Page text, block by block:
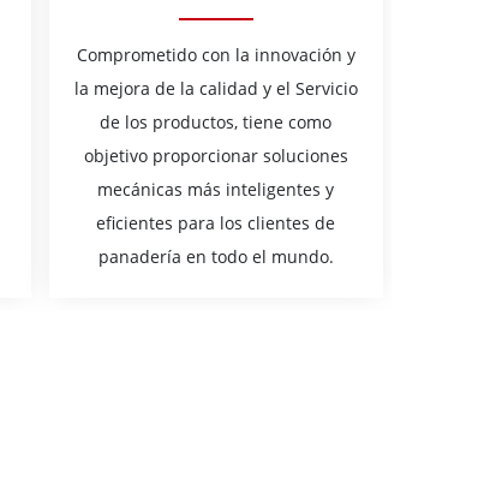
Comprometido con la innovación y
la mejora de la calidad y el Servicio
de los productos, tiene como
objetivo proporcionar soluciones
mecánicas más inteligentes y
eficientes para los clientes de
panadería en todo el mundo.